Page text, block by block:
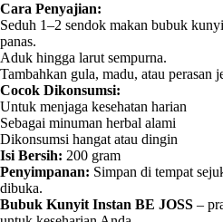
Cara Penyajian:
Seduh 1–2 sendok makan bubuk
panas.
Aduk hingga larut sempurna.
Tambahkan gula, madu, atau perasan
Cocok Dikonsumsi:
Untuk menjaga kesehatan harian
Sebagai minuman herbal alami
Dikonsumsi hangat atau dingin
Isi Bersih: 200 gram
Penyimpanan: Simpan di tempat
dibuka.
Bubuk Kunyit Instan BE JOSS –